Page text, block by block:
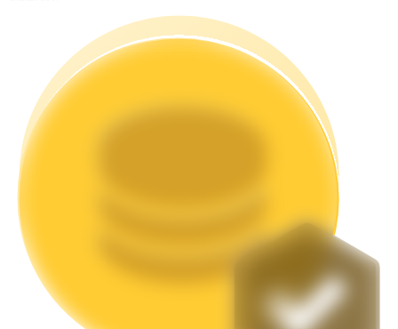
Стейкинг
Высокая прибыль и мгновенный доступ
Launchpool
Гибкая ставка для заработка популярных токенов